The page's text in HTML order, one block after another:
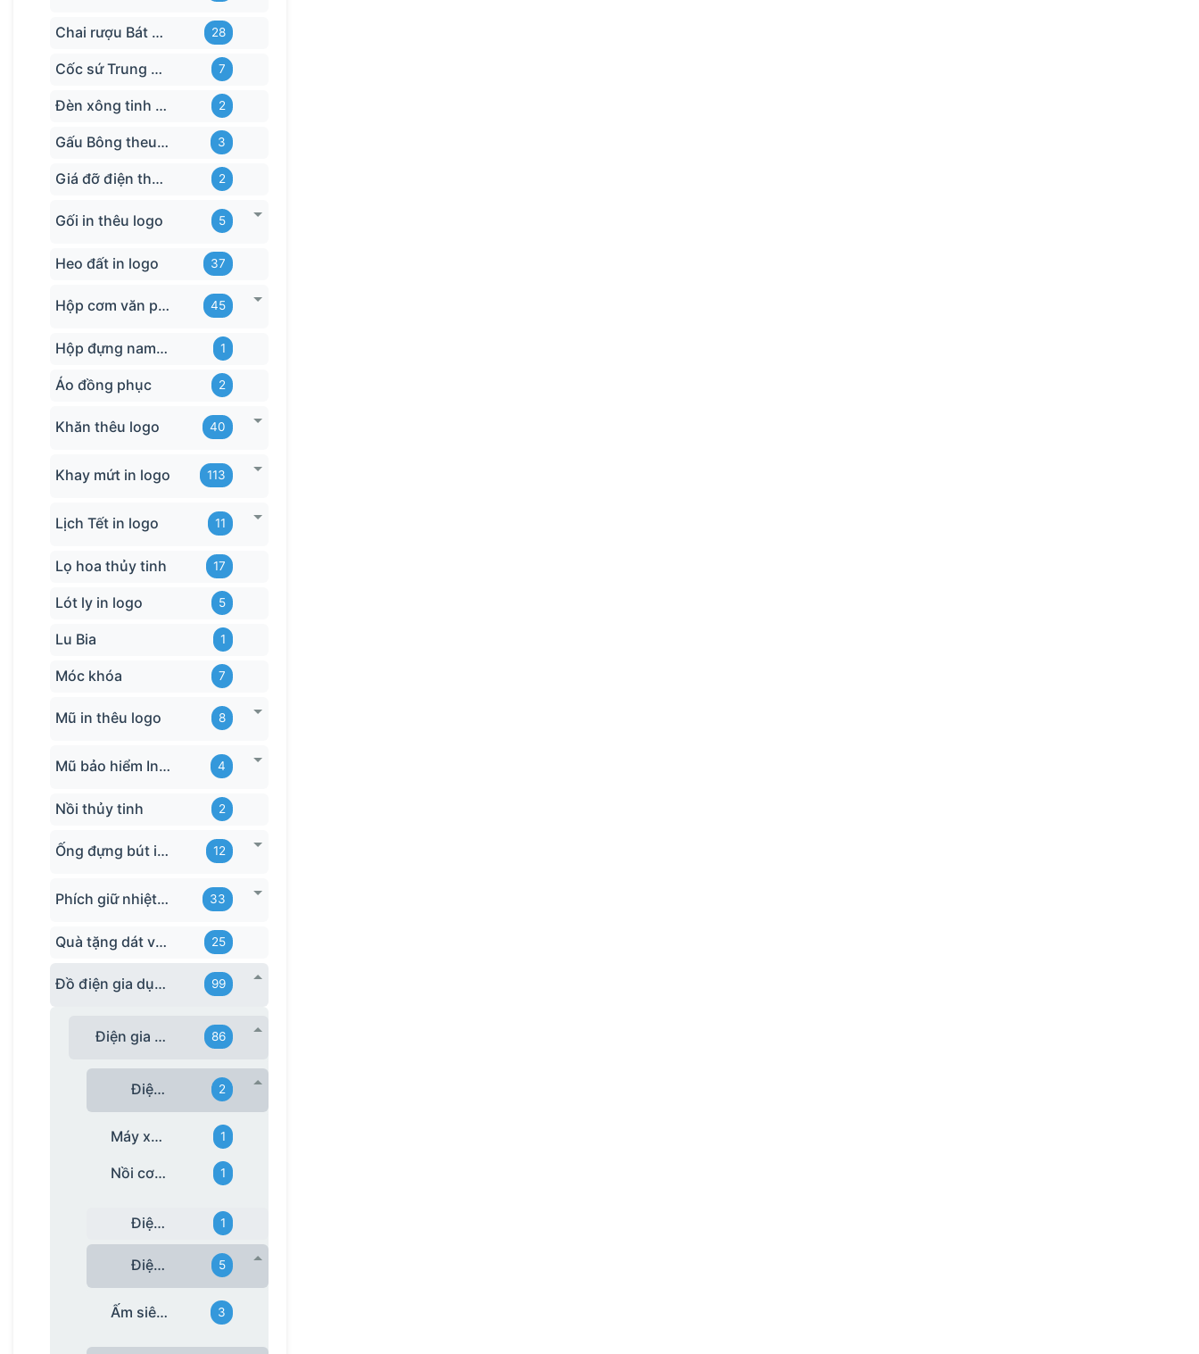
Chai rượu Bát Tràng 28
Cốc sứ Trung Quốc 7
Đèn xông tinh dầu 2
Gấu Bông theu-logo 3
Giá đỡ điện thoại 2
Gối in thêu logo 5
Heo đất in logo 37
Hộp cơm văn phòng 45
Hộp đựng name card 1
Áo đồng phục 2
Khăn thêu logo 40
Khay mứt in logo 113
Lịch Tết in logo 11
Lọ hoa thủy tinh 17
Lót ly in logo 5
Lu Bia 1
Móc khóa 7
Mũ in thêu logo 8
Mũ bảo hiểm In logo 4
Nồi thủy tinh 2
Ống đựng bút in logo 12
Phích giữ nhiệt quà tặng 33
Quà tặng dát vàng 25
Đồ điện gia dụng in logo 99
Điện gia dụng hãng 86
Điện gia dụng HappyTime 2
Máy xay sinh tố HappyTime 1
Nồi cơm điện HappyTime 1
Điện gia dụng Matika 1
Điện gia dụng Rạng Đông 5
Ấm siêu tốc Rạng Đông 3